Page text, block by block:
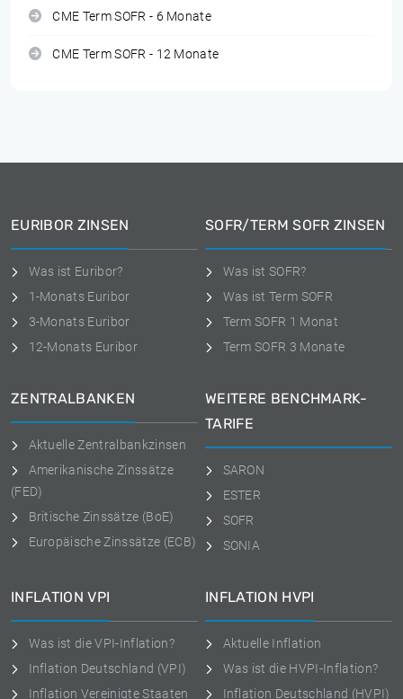
CME Term SOFR - 6 Monate
CME Term SOFR - 12 Monate
EURIBOR ZINSEN
Was ist Euribor?
1-Monats Euribor
3-Monats Euribor
12-Monats Euribor
SOFR/TERM SOFR ZINSEN
Was ist SOFR?
Was ist Term SOFR
Term SOFR 1 Monat
Term SOFR 3 Monate
ZENTRALBANKEN
Aktuelle Zentralbankzinsen
Amerikanische Zinssätze
(FED)
Britische Zinssätze (BoE)
Europäische Zinssätze (ECB)
WEITERE BENCHMARK-
TARIFE
SARON
ESTER
SOFR
SONIA
INFLATION VPI
Was ist die VPI-Inflation?
Inflation Deutschland (VPI)
Inflation Vereinigte Staaten
INFLATION HVPI
Aktuelle Inflation
Was ist die HVPI-Inflation?
Inflation Deutschland (HVPI)